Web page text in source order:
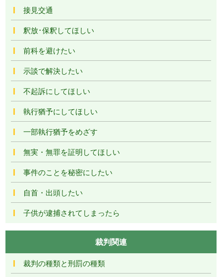
接見交通
釈放･保釈してほしい
前科を避けたい
示談で解決したい
不起訴にしてほしい
執行猶予にしてほしい
一部執行猶予をめざす
無実・無罪を証明してほしい
事件のことを秘密にしたい
自首・出頭したい
子供が逮捕されてしまったら
裁判関連
裁判の種類と刑罰の種類